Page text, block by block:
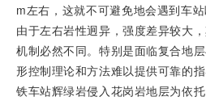
m左右，这就不可避免地会遇到车
由于左右岩性迥异，强度差异较大
机制必然不同。特别是面临复合地
形控制理论和方法难以提供可靠的
铁车站辉绿岩侵入花岗岩地层为依